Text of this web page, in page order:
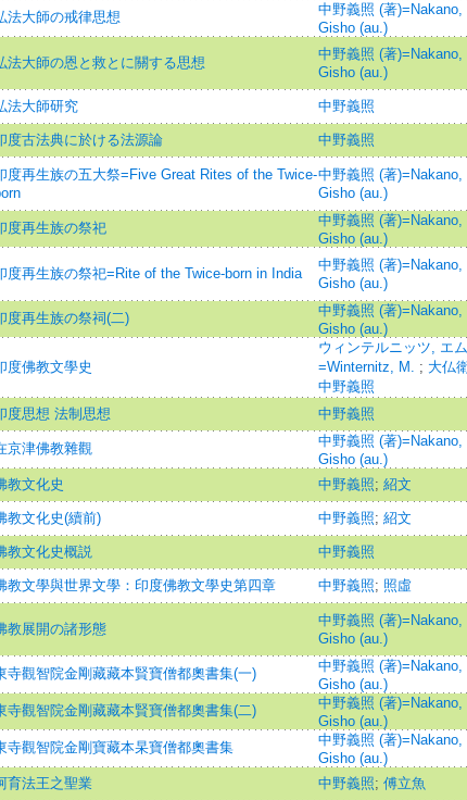
法大師の戒律思想
中野義照 (著)=Nakano,
Gisho (au.)
法大師の恩と救とに關する思想
中野義照 (著)=Nakano,
Gisho (au.)
法大師研究 中野義照
度古法典に於ける法源論 中野義照
度再生族の五大祭=Five Great Rites of the Twice-中野義照 (著)=Nakano,
Gisho (au.)
度再生族の祭祀
中野義照 (著)=Nakano,
Gisho (au.)
度再生族の祭祀=Rite of the Twice-born in India
中野義照 (著)=Nakano,
Gisho (au.)
度再生族の祭祠(二)
中野義照 (著)=Nakano,
Gisho (au.)
度佛教文學史
ウィンテルニッツ, エム
=Winternitz, M. ; 大仏
中野義照
度思想 法制思想 中野義照
京津佛教雜觀
中野義照 (著)=Nakano,
Gisho (au.)
教文化史 中野義照; 紹文
教文化史(續前) 中野義照; 紹文
教文化史概説 中野義照
教文學與世界文學：印度佛教文學史第四章
中野義照; 照虛
教展開の諸形態
中野義照 (著)=Nakano,
Gisho (au.)
寺觀智院金剛藏藏本賢寶僧都奧書集(一)
中野義照 (著)=Nakano,
Gisho (au.)
寺觀智院金剛藏藏本賢寶僧都奧書集(二)
中野義照 (著)=Nakano,
Gisho (au.)
寺觀智院金剛寶藏本杲寶僧都奧書集
中野義照 (著)=Nakano,
Gisho (au.)
育法王之聖業 中野義照; 傅立魚